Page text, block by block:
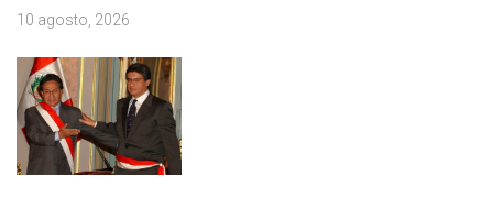
10 agosto, 2026